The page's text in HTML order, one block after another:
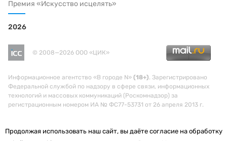
Премия «Искусство исцелять»
2026
© 2008—2026 ООО «ЦИК»
Информационное агентство «В городе N» (18+). Зарегистрировано
Федеральной службой по надзору в сфере связи, информационных
технологий и массовых коммуникаций (Роскомнадзор) за
регистрационным номером ИА № ФС77-53731 от 26 апреля 2013 г.
Продолжая использовать наш сайт, вы даёте согласие на обработку